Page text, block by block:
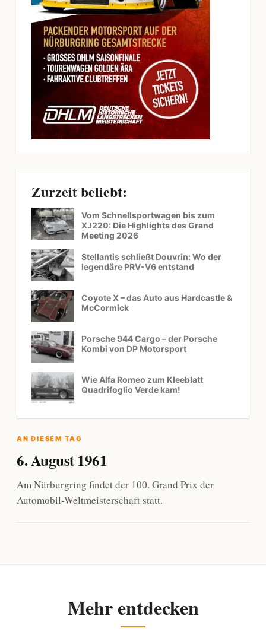
Zurzeit beliebt:
Vom Schnellsportwagen bis zum
XJ220: Die Highlights des Grand
Meeting 2026
Stellantis schließt Douvrin: Wo der
legendäre PRV-V6 entstand
Coyote X – das Auto aus Hardcastle &
McCormick
Porsche 944 Cargo – der Porsche
Kombi von DP Motorsport
Wie Alfa Romeo zum Kleeblatt
Quadrifoglio Verde kam!
AN DIESEM TAG
6. August 1961
Am Nürburgring findet der 100. Grand Prix der
Automobil-Weltmeisterschaft statt.
Mehr entdecken